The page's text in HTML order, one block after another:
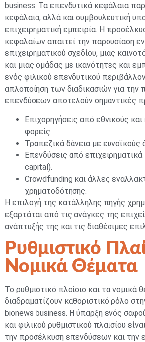
business. Τα επενδυτικά κεφάλαια
κεφάλαια, αλλά και συμβουλευτική
επιχειρηματική εμπειρία. Η
κεφαλαίων απαιτεί την παρουσίαση
επιχειρηματικού σχεδίου, μιας
και μιας ομάδας με ικανότητες και
ενός φιλικού επενδυτικού
απλοποίηση των διαδικασιών για την
επενδύσεων αποτελούν σημαντικές
Επιχορηγήσεις από εθνικούς
φορείς.
Τραπεζικά δάνεια με ευνοϊκούς
Επενδύσεις από
capital).
Crowdfunding και άλλες
χρηματοδότησης.
Η επιλογή της κατάλληλης πηγής
εξαρτάται από τις ανάγκες της
ανάπτυξής της και τις διαθέσιμες
Ρυθμιστικό
Νομικά Θέματα
Το ρυθμιστικό πλαίσιο και τα νομικά
διαδραματίζουν καθοριστικό ρόλο
bionews business. Η ύπαρξη ενός
και φιλικού ρυθμιστικού πλαισίου
την προσέλκυση επενδύσεων και την